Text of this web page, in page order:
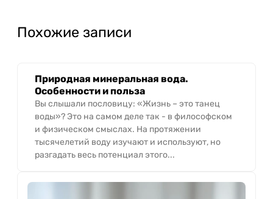
Похожие записи
Природная минеральная вода.
Особенности и польза
Вы слышали пословицу: «Жизнь – это танец
воды»? Это на самом деле так - в философском
и физическом смыслах. На протяжении
тысячелетий воду изучают и используют, но
разгадать весь потенциал этого...